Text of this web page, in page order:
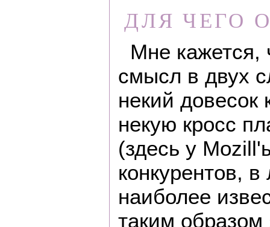
ДЛЯ ЧЕГО
Мне кажется,
смысл в двух
некий довесок
некую кросс
(здесь у
конкурентов,
наиболее
таким образом